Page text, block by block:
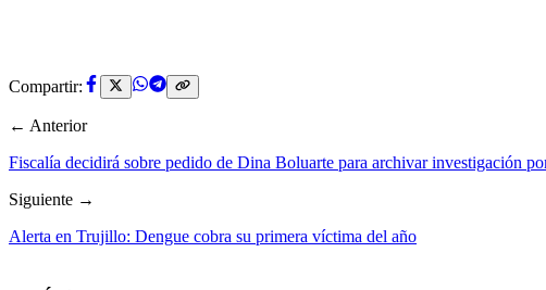
Compartir:
← Anterior
Fiscalía decidirá sobre pedido de Dina Boluarte para archivar investigación
Siguiente →
Alerta en Trujillo: Dengue cobra su primera víctima del año